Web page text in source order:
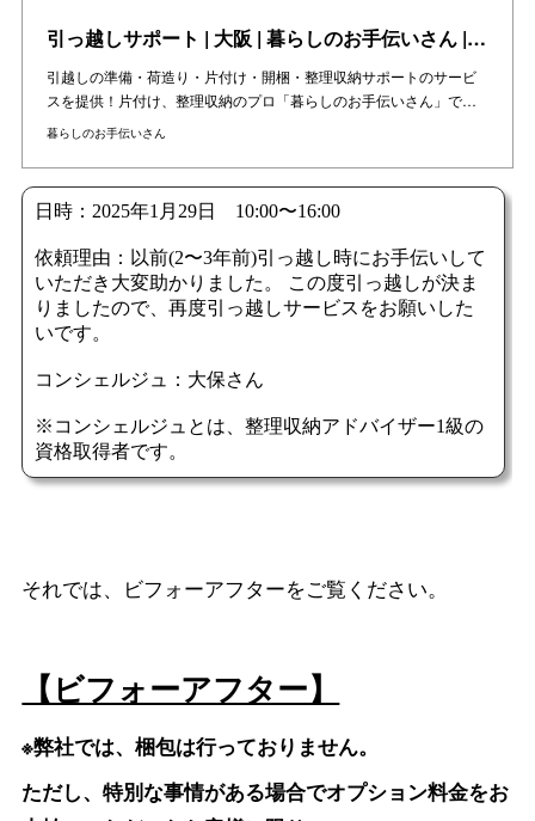
引っ越しサポート | 大阪 | 暮らしのお手伝いさん | 日本 | 整理収納
引越しの準備・荷造り・片付け・開梱・整理収納サポートのサービ
スを提供！片付け、整理収納のプロ「暮らしのお手伝いさん」で…
暮らしのお手伝いさん
それでは、ビフォーアフターをご覧ください。
【ビフォーアフター】
※弊社では、梱包は行っておりません。
ただし、特別な事情がある場合でオプション料金をお